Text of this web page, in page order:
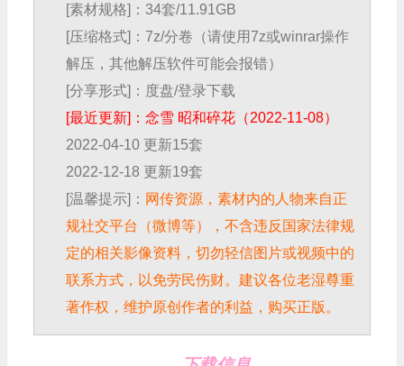
[素材规格]：34套/11.91GB
[压缩格式]：7z/分卷（请使用7z或winrar操作
解压，其他解压软件可能会报错）
[分享形式]：度盘/登录下载
[最近更新]：念雪 昭和碎花（2022-11-08）
2022-04-10 更新15套
2022-12-18 更新19套
[温馨提示]： 网传资源，素材内的人物来自正
规社交平台（微博等），不含违反国家法律规
定的相关影像资料，切勿轻信图片或视频中的
联系方式，以免劳民伤财。建议各位老湿尊重
著作权，维护原创作者的利益，购买正版。